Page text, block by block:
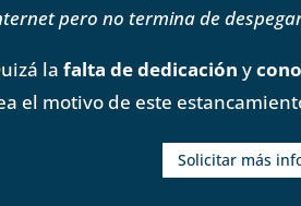
pero no termina de
lafalta de dedicación y
el motivo de este
Solicitar más